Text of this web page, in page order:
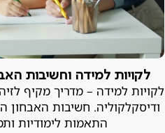
לקויות למידה וחשיבות
לקויות למידה – מדריך מקיף
ודיסקלקוליה. חשיבות האבחון
התאמות לימודיות